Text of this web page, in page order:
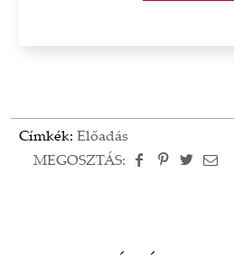
Címkék: Előadás
MEGOSZTÁS: